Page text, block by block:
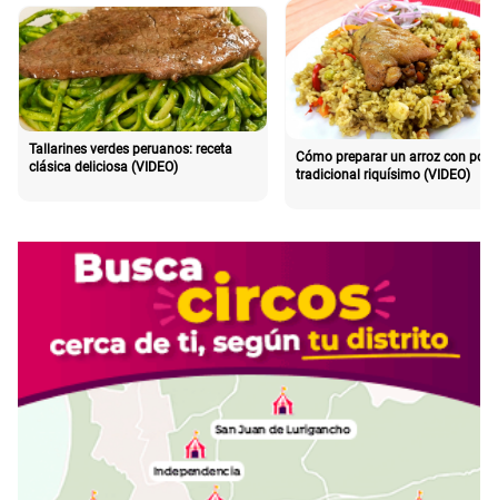
Tallarines verdes peruanos: receta
clásica deliciosa (VIDEO)
Cómo preparar un arroz con pollo
tradicional riquísimo (VIDEO)